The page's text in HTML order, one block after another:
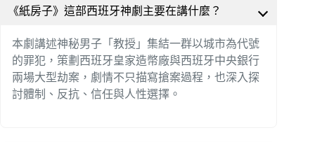
《紙房子》這部西班牙神劇主要在講什麼？
本劇講述神秘男子「教授」集結一群以城市為代號
的罪犯，策劃西班牙皇家造幣廠與西班牙中央銀行
兩場大型劫案，劇情不只描寫搶案過程，也深入探
討體制、反抗、信任與人性選擇。